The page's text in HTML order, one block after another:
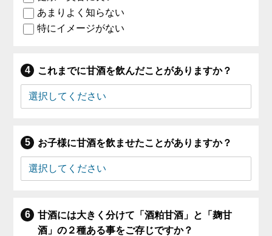
あまりよく知らない
特にイメージがない
これまでに甘酒を飲んだことがありますか？
お子様に甘酒を飲ませたことがありますか？
甘酒には大きく分けて「酒粕甘酒」と「麹甘
酒」の２種ある事をご存じですか？